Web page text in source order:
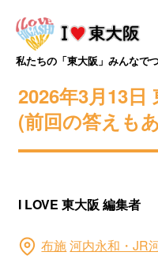
私たちの「東大阪」みんなで
2026年3月13日
(前回の答えも
I LOVE 東大阪 編集者
布施河内永和・JR